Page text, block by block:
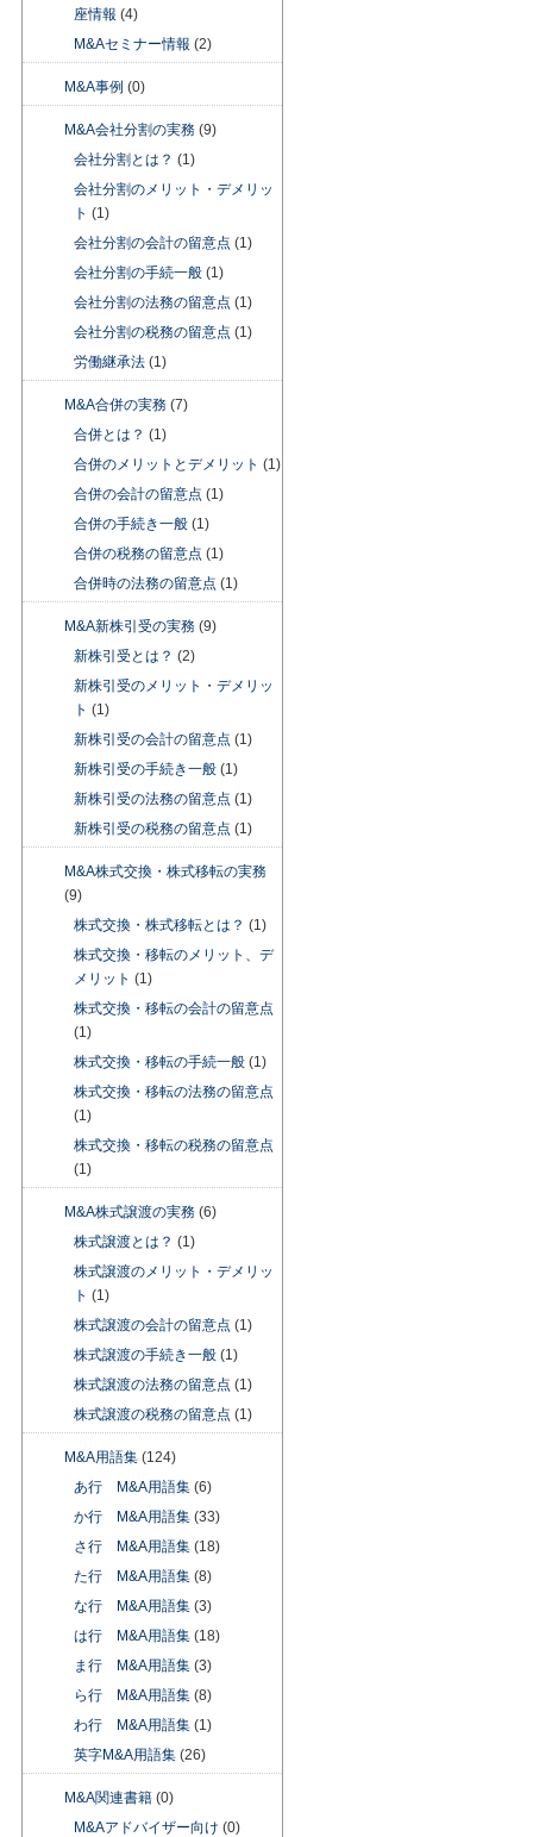
座情報 (4)
M&Aセミナー情報 (2)
M&A事例 (0)
M&A会社分割の実務 (9)
会社分割とは？ (1)
会社分割のメリット・デメリッ
ト (1)
会社分割の会計の留意点 (1)
会社分割の手続一般 (1)
会社分割の法務の留意点 (1)
会社分割の税務の留意点 (1)
労働継承法 (1)
M&A合併の実務 (7)
合併とは？ (1)
合併のメリットとデメリット (1)
合併の会計の留意点 (1)
合併の手続き一般 (1)
合併の税務の留意点 (1)
合併時の法務の留意点 (1)
M&A新株引受の実務 (9)
新株引受とは？ (2)
新株引受のメリット・デメリッ
ト (1)
新株引受の会計の留意点 (1)
新株引受の手続き一般 (1)
新株引受の法務の留意点 (1)
新株引受の税務の留意点 (1)
M&A株式交換・株式移転の実務
(9)
株式交換・株式移転とは？ (1)
株式交換・移転のメリット、デ
メリット (1)
株式交換・移転の会計の留意点
(1)
株式交換・移転の手続一般 (1)
株式交換・移転の法務の留意点
(1)
株式交換・移転の税務の留意点
(1)
M&A株式譲渡の実務 (6)
株式譲渡とは？ (1)
株式譲渡のメリット・デメリッ
ト (1)
株式譲渡の会計の留意点 (1)
株式譲渡の手続き一般 (1)
株式譲渡の法務の留意点 (1)
株式譲渡の税務の留意点 (1)
M&A用語集 (124)
あ行 M&A用語集 (6)
か行 M&A用語集 (33)
さ行 M&A用語集 (18)
た行 M&A用語集 (8)
な行 M&A用語集 (3)
は行 M&A用語集 (18)
ま行 M&A用語集 (3)
ら行 M&A用語集 (8)
わ行 M&A用語集 (1)
英字M&A用語集 (26)
M&A関連書籍 (0)
M&Aアドバイザー向け (0)